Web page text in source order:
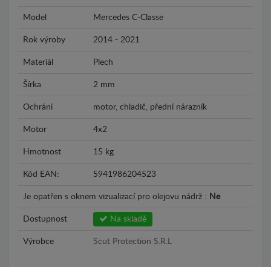
Model Mercedes C-Classe
Rok výroby 2014 - 2021
Materiál Plech
Šírka 2 mm
Ochrání motor, chladič, přední nárazník
Motor 4x2
Hmotnost 15 kg
Kód EAN: 5941986204523
Je opatřen s oknem vizualizací pro olejovu nádrž : Ne
Dostupnost Na skladě
Výrobce Scut Protection S.R.L